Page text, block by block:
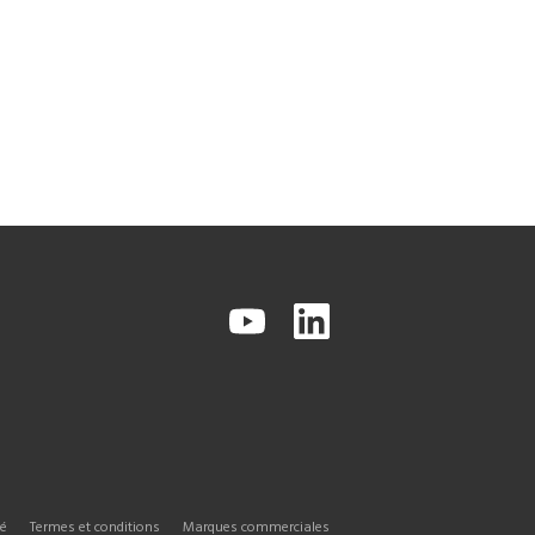
Termes et conditions Marques commerciales